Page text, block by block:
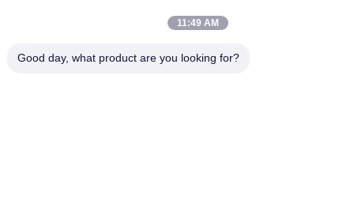
11:49 AM
Good day, what product are you looking for?